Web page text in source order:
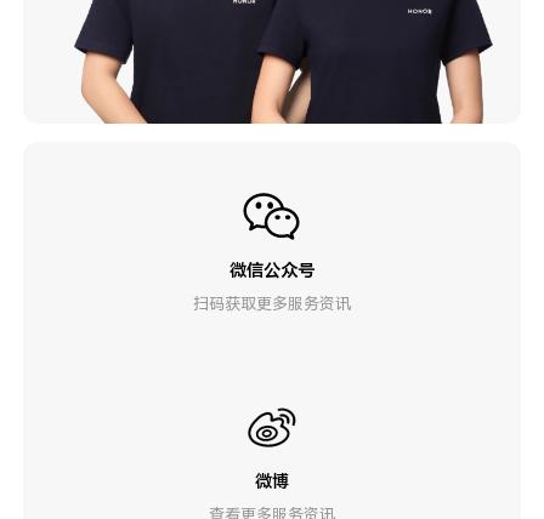
微信公众号
扫码获取更多服务资讯
微博
查看更多服务资讯